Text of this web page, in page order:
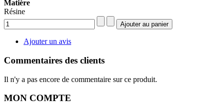
Matière
Résine
Ajouter un avis
Commentaires des clients
Il n'y a pas encore de commentaire sur ce produit.
MON COMPTE